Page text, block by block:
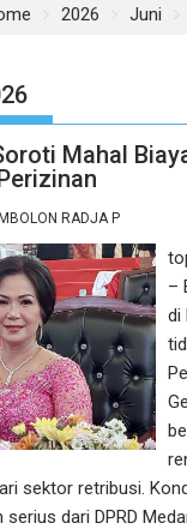
2026 Juni
Mahal
RADJA P
–
di
sektor retribusi.
dari DPRD